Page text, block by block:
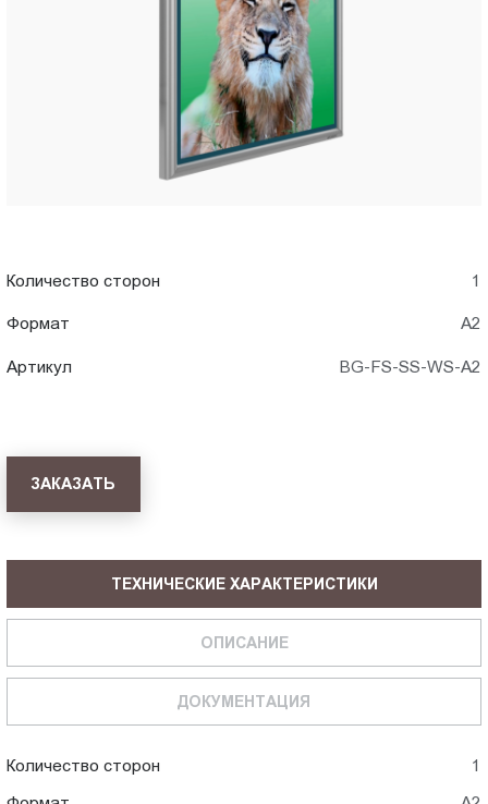
Череповце
Количество сторон 1
Формат А2
Артикул BG-FS-SS-WS-A2
ЗАКАЗАТЬ
ТЕХНИЧЕСКИЕ ХАРАКТЕРИСТИКИ
ОПИСАНИЕ
ДОКУМЕНТАЦИЯ
Количество сторон 1